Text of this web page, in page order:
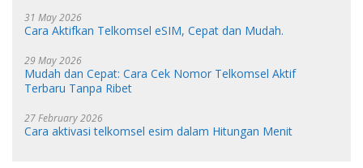
31 May 2026
Cara Aktifkan Telkomsel eSIM, Cepat dan Mudah.
29 May 2026
Mudah dan Cepat: Cara Cek Nomor Telkomsel Aktif
Terbaru Tanpa Ribet
27 February 2026
Cara aktivasi telkomsel esim dalam Hitungan Menit